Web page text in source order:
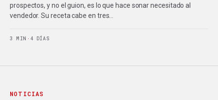
prospectos, y no el guion, es lo que hace sonar necesitado al
vendedor. Su receta cabe en tres…
3 MIN · 4 DÍAS
NOTICIAS